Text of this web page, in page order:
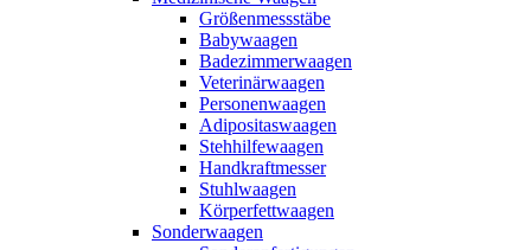
Größenmessstäbe
Babywaagen
Badezimmerwaagen
Veterinärwaagen
Personenwaagen
Adipositaswaagen
Stehhilfewaagen
Handkraftmesser
Stuhlwaagen
Körperfettwaagen
Sonderwaagen